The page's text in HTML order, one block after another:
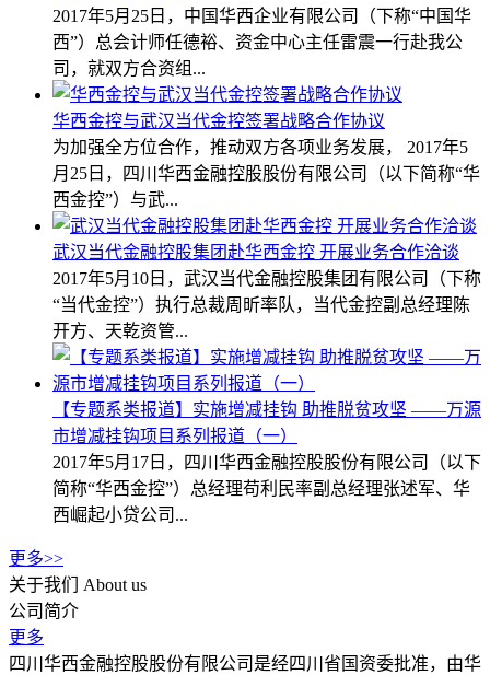
2017年5月25日，中国华西企业有限公司（下称“中国华
西”）总会计师任德裕、资金中心主任雷震一行赴我公
司，就双方合资组...
华西金控与武汉当代金控签署战略合作协议
为加强全方位合作，推动双方各项业务发展， 2017年5
月25日，四川华西金融控股股份有限公司（以下简称“华
西金控”）与武...
武汉当代金融控股集团赴华西金控 开展业务合作洽谈
2017年5月10日，武汉当代金融控股集团有限公司（下称
“当代金控”）执行总裁周昕率队，当代金控副总经理陈
开方、天乾资管...
【专题系类报道】实施增减挂钩 助推脱贫攻坚 ——万源
市增减挂钩项目系列报道（一）
2017年5月17日，四川华西金融控股股份有限公司（以下
简称“华西金控”）总经理苟利民率副总经理张述军、华
西崛起小贷公司...
更多>>
关于我们
About us
公司简介
更多
四川华西金融控股股份有限公司是经四川省国资委批准，由华